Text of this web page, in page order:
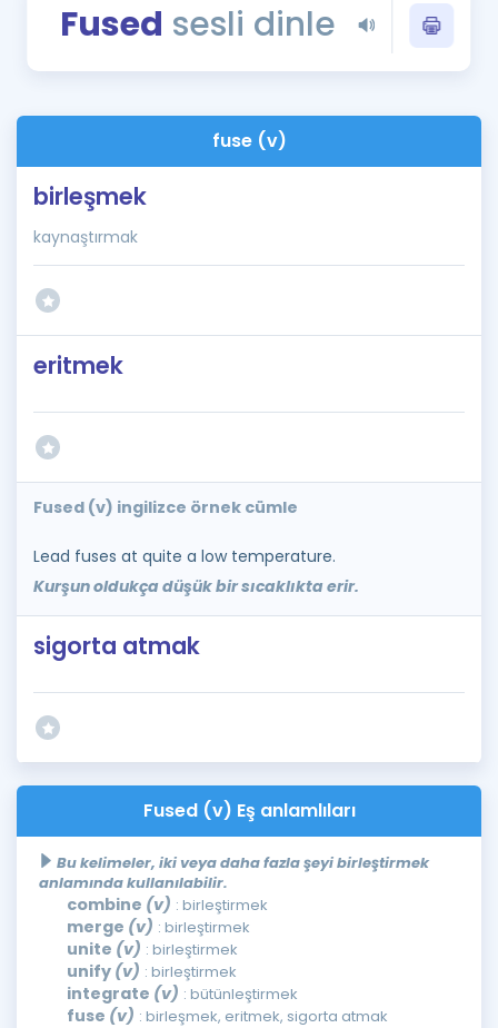
Blog
İngilizce Gramer
Fused sesli dinle
fuse (v)
birleşmek
kaynaştırmak
eritmek
Fused (v) ingilizce örnek cümle
Lead fuses at quite a low temperature.
Kurşun oldukça düşük bir sıcaklıkta erir.
sigorta atmak
Fused (v) Eş anlamlıları
Bu kelimeler, iki veya daha fazla şeyi birleştirmek
anlamında kullanılabilir.
combine (v) : birleştirmek
merge (v) : birleştirmek
unite (v) : birleştirmek
unify (v) : birleştirmek
integrate (v) : bütünleştirmek
fuse (v) : birleşmek, eritmek, sigorta atmak